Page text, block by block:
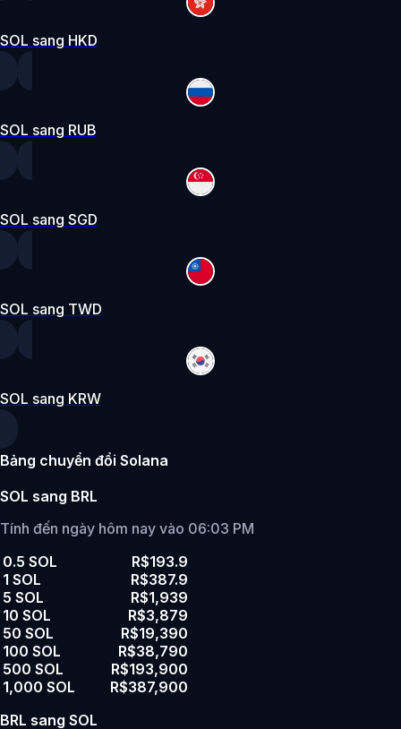
SOL sang HKD
SOL sang RUB
SOL sang SGD
SOL sang TWD
SOL sang KRW
Bảng chuyển đổi Solana
SOL sang BRL
Tính đến ngày hôm nay vào 06:03 PM
0.5 SOL
R$193.9
1 SOL
R$387.9
5 SOL
R$1,939
10 SOL
R$3,879
50 SOL
R$19,390
100 SOL
R$38,790
500 SOL
R$193,900
1,000 SOL
R$387,900
BRL sang SOL